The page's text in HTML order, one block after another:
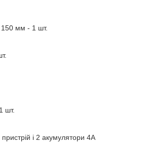
мм - 1 шт.
шт.
і 2 акумулятори 4А